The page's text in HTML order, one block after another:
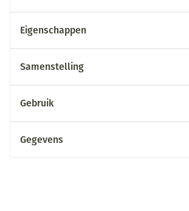
Eigenschappen
Samenstelling
Gebruik
Gegevens